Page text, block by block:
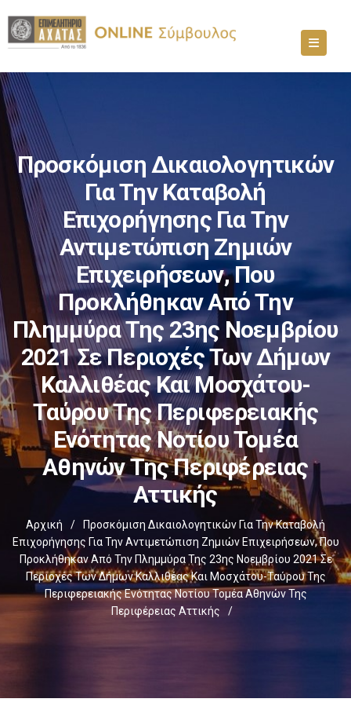
Προσκόμιση Δικαιολογητικών
Για Την Καταβολή
Επιχορήγησης Για Την
Αντιμετώπιση Ζημιών
Επιχειρήσεων, Που
Προκλήθηκαν Από Την
Πλημμύρα Της 23ης Νοεμβρίου
2021 Σε Περιοχές Των Δήμων
Καλλιθέας Και Μοσχάτου-
Ταύρου Της Περιφερειακής
Ενότητας Νοτίου Τομέα
Αθηνών Της Περιφέρειας
Αττικής
Αρχική /
Προσκόμιση Δικαιολογητικών Για Την Καταβολή
Επιχορήγησης Για Την Αντιμετώπιση Ζημιών Επιχειρήσεων, Που
Προκλήθηκαν Από Την Πλημμύρα Της 23ης Νοεμβρίου 2021 Σε
Περιοχές Των Δήμων Καλλιθέας Και Μοσχάτου-Ταύρου Της
Περιφερειακής Ενότητας Νοτίου Τομέα Αθηνών Της
Περιφέρειας Αττικής
/